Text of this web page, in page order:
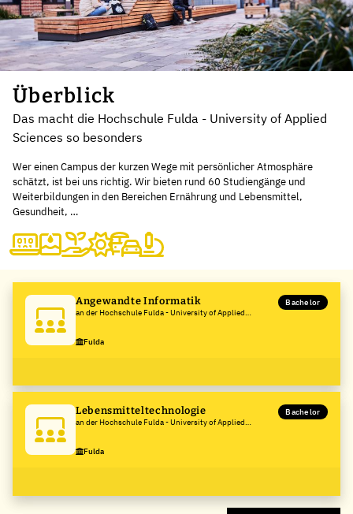
Überblick
Das macht die Hochschule Fulda - University of Applied
Sciences so besonders
Wer einen Campus der kurzen Wege mit persönlicher Atmosphäre
schätzt, ist bei uns richtig. Wir bieten rund 60 Studiengänge und
Weiterbildungen in den Bereichen Ernährung und Lebensmittel,
Gesundheit, …
Angewandte Informatik
an der Hochschule Fulda - University of Applied
Bachelor
Fulda
Lebensmitteltechnologie
an der Hochschule Fulda - University of Applied
Bachelor
Fulda